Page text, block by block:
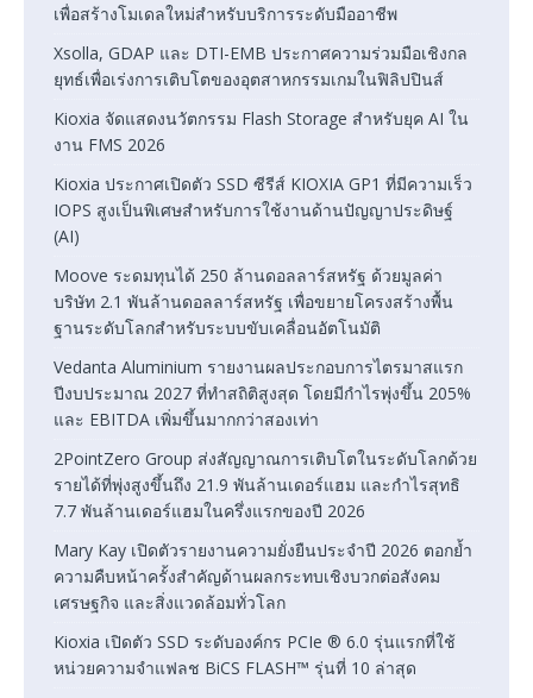
เพื่อสร้างโมเดลใหม่สำหรับบริการระดับมืออาชีพ
Xsolla, GDAP และ DTI-EMB ประกาศความร่วมมือเชิงกล
ยุทธ์เพื่อเร่งการเติบโตของอุตสาหกรรมเกมในฟิลิปปินส์
Kioxia จัดแสดงนวัตกรรม Flash Storage สำหรับยุค AI ใน
งาน FMS 2026
Kioxia ประกาศเปิดตัว SSD ซีรีส์ KIOXIA GP1 ที่มีความเร็ว
IOPS สูงเป็นพิเศษสำหรับการใช้งานด้านปัญญาประดิษฐ์
(AI)
Moove ระดมทุนได้ 250 ล้านดอลลาร์สหรัฐ ด้วยมูลค่า
บริษัท 2.1 พันล้านดอลลาร์สหรัฐ เพื่อขยายโครงสร้างพื้น
ฐานระดับโลกสำหรับระบบขับเคลื่อนอัตโนมัติ
Vedanta Aluminium รายงานผลประกอบการไตรมาสแรก
ปีงบประมาณ 2027 ที่ทำสถิติสูงสุด โดยมีกำไรพุ่งขึ้น 205%
และ EBITDA เพิ่มขึ้นมากกว่าสองเท่า
2PointZero Group ส่งสัญญาณการเติบโตในระดับโลกด้วย
รายได้ที่พุ่งสูงขึ้นถึง 21.9 พันล้านเดอร์แฮม และกำไรสุทธิ
7.7 พันล้านเดอร์แฮมในครึ่งแรกของปี 2026
Mary Kay เปิดตัวรายงานความยั่งยืนประจำปี 2026 ตอกย้ำ
ความคืบหน้าครั้งสำคัญด้านผลกระทบเชิงบวกต่อสังคม
เศรษฐกิจ และสิ่งแวดล้อมทั่วโลก
Kioxia เปิดตัว SSD ระดับองค์กร PCIe ® 6.0 รุ่นแรกที่ใช้
หน่วยความจำแฟลช BiCS FLASH™ รุ่นที่ 10 ล่าสุด